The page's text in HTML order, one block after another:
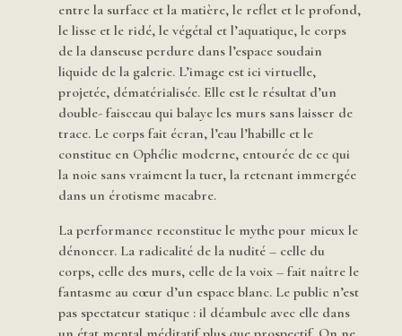
entre la surface et la matière, le reflet et le profond,
le lisse et le ridé, le végétal et l’aquatique, le corps
de la danseuse perdure dans l’espace soudain
liquide de la galerie. L’image est ici virtuelle,
projetée, dématérialisée. Elle est le résultat d’un
double- faisceau qui balaye les murs sans laisser de
trace. Le corps fait écran, l’eau l’habille et le
constitue en Ophélie moderne, entourée de ce qui
la noie sans vraiment la tuer, la retenant immergée
dans un érotisme macabre.
La performance reconstitue le mythe pour mieux le
dénoncer. La radicalité de la nudité – celle du
corps, celle des murs, celle de la voix – fait naître le
fantasme au cœur d’un espace blanc. Le public n’est
pas spectateur statique : il déambule avec elle dans